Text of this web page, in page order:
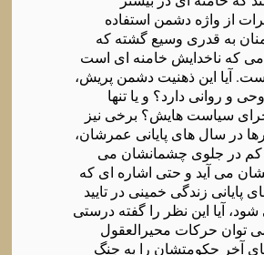
از واژه دشمن استفاده
به قدری وسیع گشته که
که ناخدایش خامنه ای است
آیا این ذهنیت دشمن پریش،
و روانی دارد؟ و یا تنها
سیاست هایش؟ برخی نیز
در سال های پایانی عمرشان،
کم در جلوی چشمانشان می
می آید و حتی اشاره ای که
پایانی زندگی خمینی در تایید
آیا این نظر را گفته درستی
توان حرکات محیرالعقول
آخر حکومتشان را به جنگ